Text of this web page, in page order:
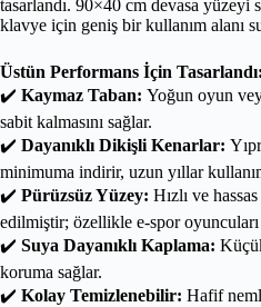
tasarlandı. 90×40 cm devasa yüzeyi
klavye için geniş bir kullanım alanı
Üstün Performans İçin Tasarlandı:
✔️ Kaymaz Taban: Yoğun oyun
sabit kalmasını sağlar.
✔️ Dayanıklı Dikişli Kenarlar:
minimuma indirir, uzun yıllar
✔️ Pürüzsüz Yüzey: Hızlı ve
edilmiştir; özellikle e-spor
✔️ Suya Dayanıklı Kaplama:
koruma sağlar.
✔️ Kolay Temizlenebilir: Hafif